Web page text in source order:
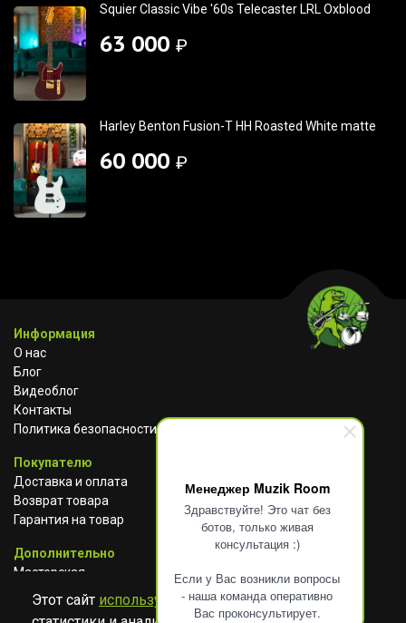
Менеджер Muzik Room
Здравствуйте! Это чат без
ботов, только живая
консультация :)
Если у Вас возникли вопросы
- наша команда оперативно
Вас проконсультирует.
Squier Classic Vibe '60s Telecaster LRL Oxblood
63 000 ₽
Harley Benton Fusion-T HH Roasted White matte
60 000 ₽
Информация
О нас
Блог
Видеоблог
Контакты
Политика безопасности
Покупателю
Доставка и оплата
Возврат товара
Гарантия на товар
Дополнительно
Мастерская
Сотрудничество
Этот сайт использует cookies для сбора